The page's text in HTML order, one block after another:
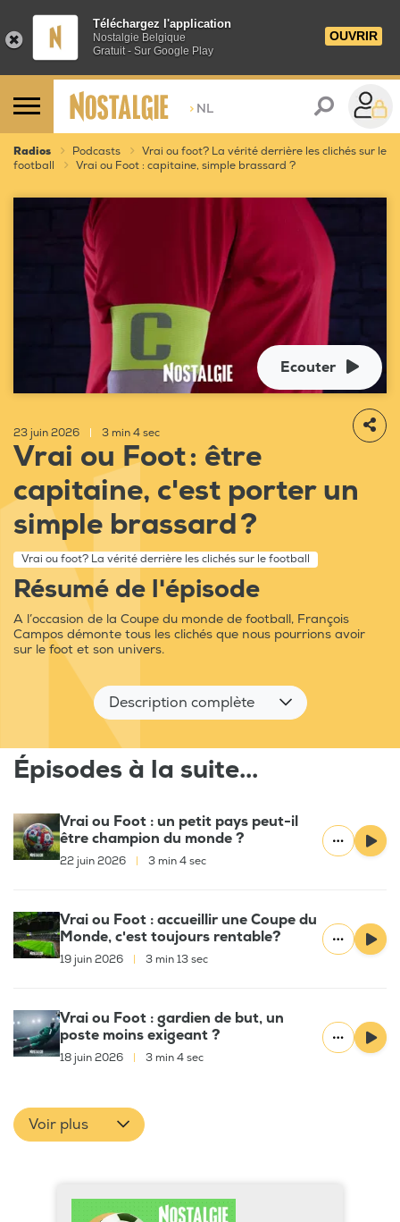
Téléchargez l'application
Nostalgie Belgique
Gratuit - Sur Google Play
OUVRIR
> NL
Radios Podcasts
Vrai ou foot? La vérité derrière les clichés sur le
football
Vrai ou Foot : capitaine, simple brassard ?
Ecouter
23 juin 2026 3 min 4 sec
Vrai ou Foot : être
capitaine, c'est porter un
simple brassard ?
Vrai ou foot? La vérité derrière les clichés sur le football
Résumé de l'épisode
A l’occasion de la Coupe du monde de football, François
Campos démonte tous les clichés que nous pourrions avoir
sur le foot et son univers.
Description complète
Épisodes à la suite...
Vrai ou Foot : un petit pays peut-il
être champion du monde ?
22 juin 2026 3 min 4 sec
Vrai ou Foot : accueillir une Coupe du
Monde, c'est toujours rentable?
19 juin 2026 3 min 13 sec
Vrai ou Foot : gardien de but, un
poste moins exigeant ?
18 juin 2026 3 min 4 sec
Voir plus